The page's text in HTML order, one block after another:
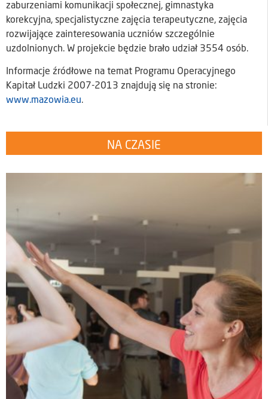
zaburzeniami komunikacji społecznej, gimnastyka
korekcyjna, specjalistyczne zajęcia terapeutyczne, zajęcia
rozwijające zainteresowania uczniów szczególnie
uzdolnionych. W projekcie będzie brało udział 3554 osób.
Informacje źródłowe na temat Programu Operacyjnego
Kapitał Ludzki 2007-2013 znajdują się na stronie:
www.mazowia.eu.
NA CZASIE